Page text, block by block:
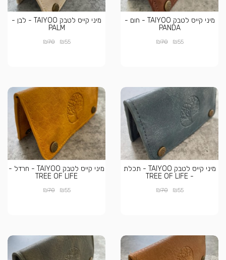
מיני קייס לטבק TAIYOO - חום -
PANDA
₪55
₪70
מיני קייס לטבק TAIYOO - לבן -
PALM
₪55
₪70
מיני קייס לטבק TAIYOO - תכלת
- TREE OF LIFE
₪55
₪70
מיני קייס לטבק TAIYOO - חרדל -
TREE OF LIFE
₪55
₪70